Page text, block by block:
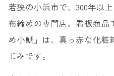
若狭の小浜市で、300年以
布締めの専門店。看板商品
め小鯛」は、真っ赤な化粧
じみです。